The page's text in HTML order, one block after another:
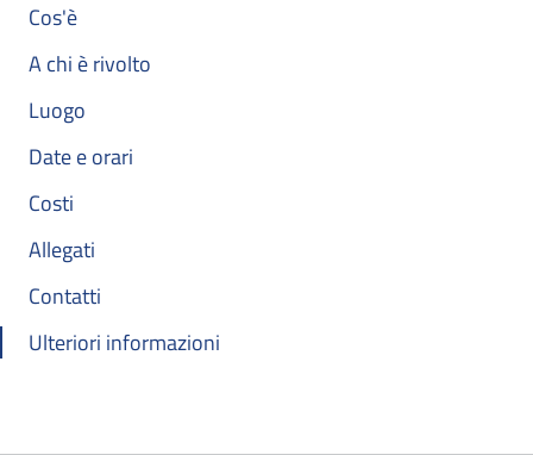
Cos'è
A chi è rivolto
Luogo
Date e orari
Costi
Allegati
Contatti
Ulteriori informazioni